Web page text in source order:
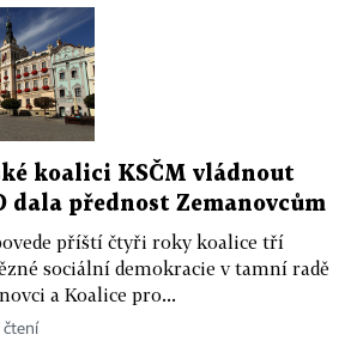
koalici KSČM vládnout
dala přednost Zemanovcům
příští čtyři roky koalice tří
sociální demokracie v tamní radě
a Koalice pro...
čtení